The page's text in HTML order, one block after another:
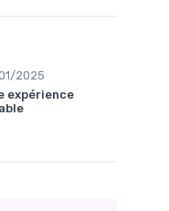
2025
expérience